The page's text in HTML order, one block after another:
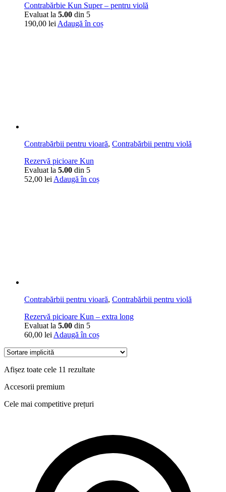
Contrabărbie Kun Super – pentru violă
Evaluat la 5.00 din 5
190,00 lei Adaugă în coș
Contrabărbii pentru vioară, Contrabărbii pentru violă
Rezervă picioare Kun
Evaluat la 5.00 din 5
52,00 lei Adaugă în coș
Contrabărbii pentru vioară, Contrabărbii pentru violă
Rezervă picioare Kun – extra long
Evaluat la 5.00 din 5
60,00 lei Adaugă în coș
Afișez toate cele 11 rezultate
Accesorii premium
Cele mai competitive prețuri